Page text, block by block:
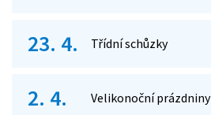
23. 4. Třídní schůzky
2. 4. Velikonoční prázdniny